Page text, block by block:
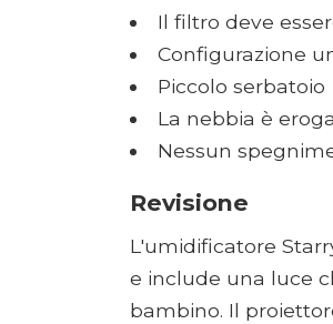
Il filtro deve
Configurazione
Piccolo serbatoio
La nebbia è
Nessun
Revisione
L'umidificatore
e include una luce
bambino. Il